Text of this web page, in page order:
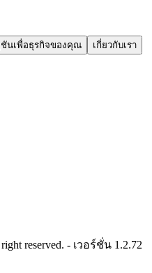
นเพื่อธุรกิจของคุณ
เกี่ยวกับเรา
reserved. - เวอร์ชั่น 1.2.72